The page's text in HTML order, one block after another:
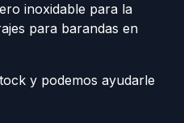
inoxidable para la
para barandas en
y podemos ayudarle